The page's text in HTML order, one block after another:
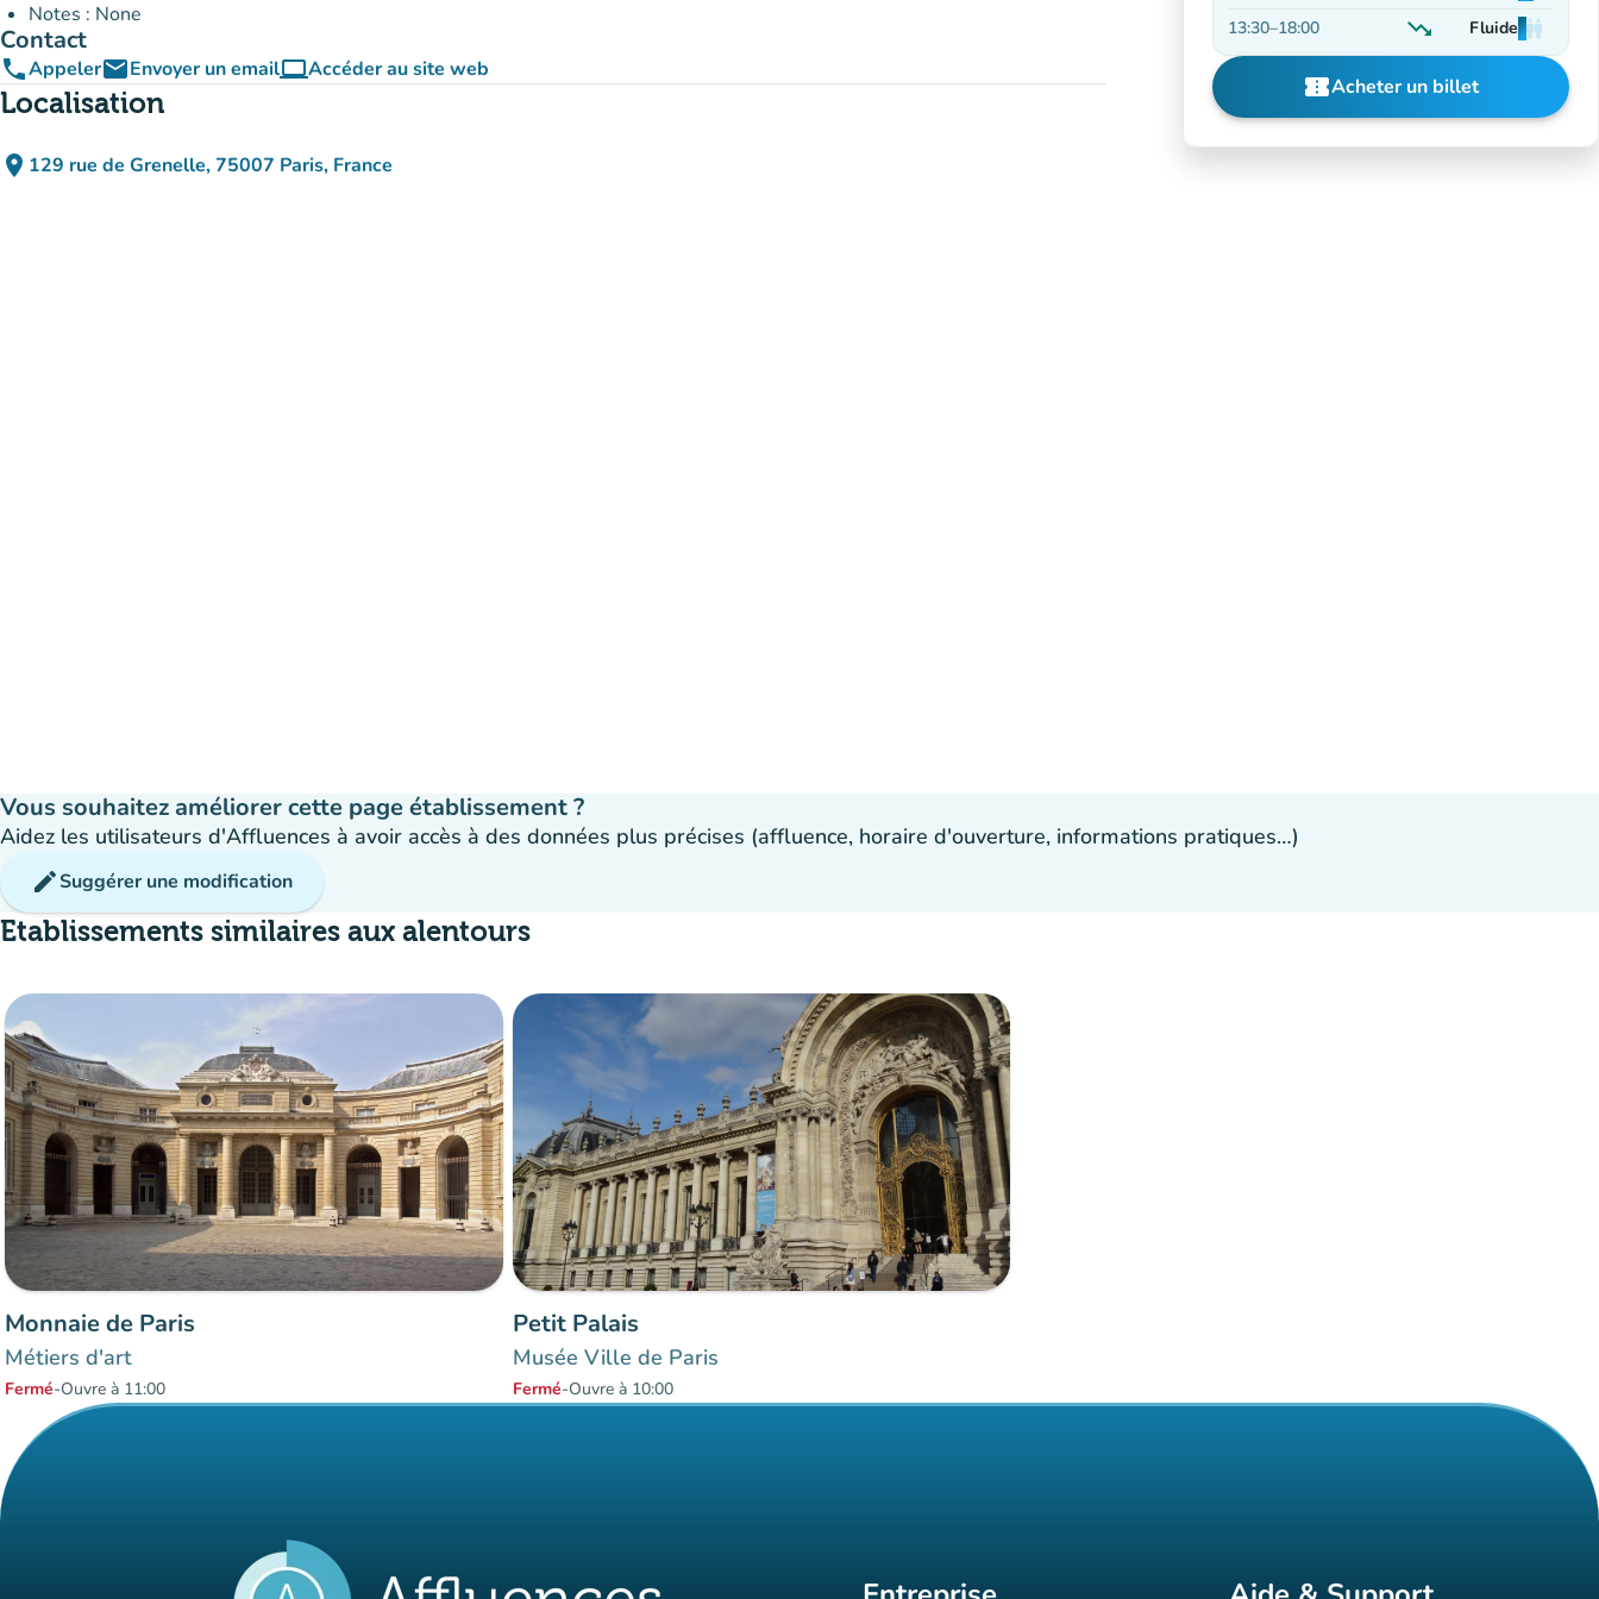
Notes : None
Contact
phoneAppeleremailEnvoyer un emailcomputerAccéder au site web
(nouvel onglet)
Localisation
place 129 rue de Grenelle, 75007 Paris, France
(ouvrir dans Google Maps)
(nouvel onglet)
13:30–18:00 trending_down
En baisse
Fluideman
man
man
confirmation_numberAcheter un billet
(nouvel onglet)
Vous souhaitez améliorer cette page établissement ?
Aidez les utilisateurs d'Affluences à avoir accès à des données plus précises (affluence, horaire d'ouverture, informations pratiques…)
editSuggérer une modification
Etablissements similaires aux alentours
Monnaie de Paris
Métiers d'art
Fermé-Ouvre à 11:00
Petit Palais
Musée Ville de Paris
Fermé-Ouvre à 10:00
Éléments 1 à 2 sur 2